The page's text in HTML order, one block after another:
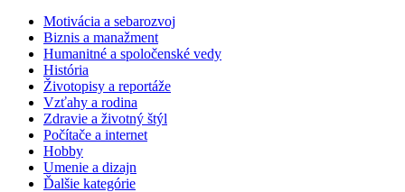
Motivácia a sebarozvoj
Biznis a manažment
Humanitné a spoločenské vedy
História
Životopisy a reportáže
Vzťahy a rodina
Zdravie a životný štýl
Počítače a internet
Hobby
Umenie a dizajn
Ďalšie kategórie